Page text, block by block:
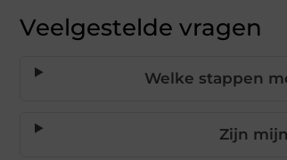
Veelgestelde vragen
Welke stappen
Zijn